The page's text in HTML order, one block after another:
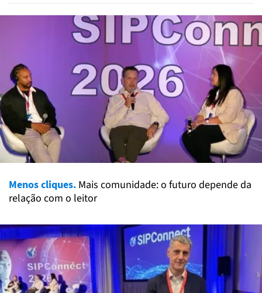
Menos cliques. Mais comunidade: o futuro depende da
relação com o leitor